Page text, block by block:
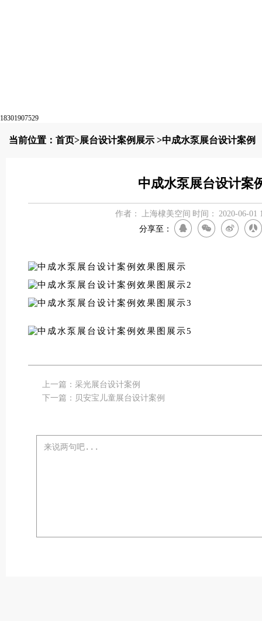
18301907529
当前位置： 首页>展台设计案例展示>中成水泵展台设计案例
中成水泵展台设计案
作者： 上海棣美空间 时间：
2020-06-01
分享至：
上一篇： 采光展台设计案例
下一篇： 贝安宝儿童展台设计案例